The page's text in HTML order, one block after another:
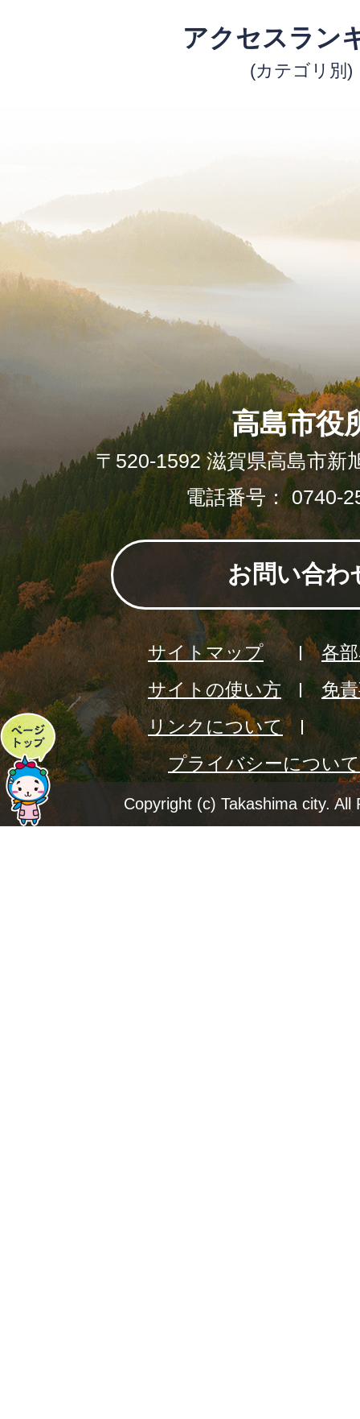
アクセスラン
(カテゴリ別)
ペ
ー
ジ
高島市役
〒520-1592 滋賀県高島市新
電話番号： 0740-
お問い合わ
サイトマップ
各
サイトの使い方
免
リンクについて
プライバシーについて
Copyright (c) Takashima city. All